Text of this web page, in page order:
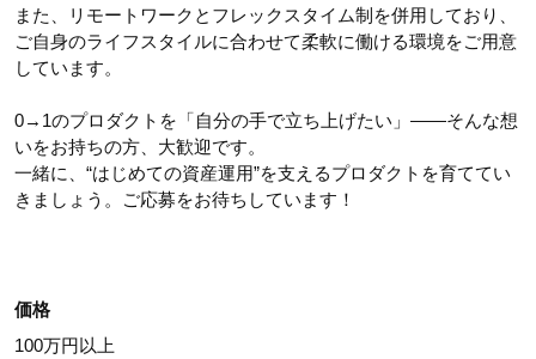
また、リモートワークとフレックスタイム制を併用しており、
ご自身のライフスタイルに合わせて柔軟に働ける環境をご用意
しています。
0→1のプロダクトを「自分の手で立ち上げたい」――そんな想
いをお持ちの方、大歓迎です。
一緒に、“はじめての資産運用”を支えるプロダクトを育ててい
きましょう。ご応募をお待ちしています！
価格
100万円以上